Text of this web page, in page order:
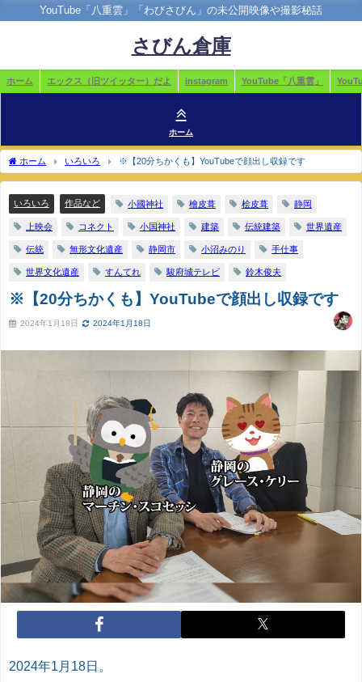
YouTube「八重雲」「わびさびん」の未公開映像や撮影秘話
さびん倉庫
ホーム エックス（旧ツイッター）だよ instagram YouTube「八重雲」
ホーム
ホーム いろいろ ※【20分ちかくも】YouTubeで顔出し収録です
いろいろ 作品など 小國神社 檜皮葺 桧皮葺 静岡
上映会 コネクト 小国神社 建築 伝統建築 世界遺産
伝統 無形文化遺産 静岡市 小沼みのり 手仕事
世界文化遺産 すんてれ 駿府城テレビ 鈴木俊夫
※【20分ちかくも】YouTubeで顔出し収録です
2024年1月18日 2024年1月18日
2024年1月18日。